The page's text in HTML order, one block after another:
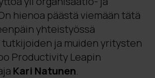
hienoa päästä viemään tätä
yhteistyössä
tutkijoiden ja muiden yritysten
Productivity Leapin
Kari Natunen.